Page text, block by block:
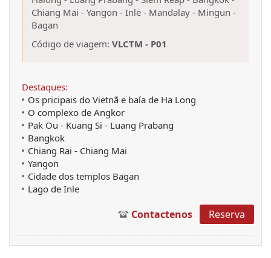
Chiang Mai - Yangon - Inle - Mandalay - Mingun -
Bagan
Código de viagem: VLCTM - P01
Destaques:
Os pricipais do Vietnã e baía de Ha Long
O complexo de Angkor
Pak Ou - Kuang Si - Luang Prabang
Bangkok
Chiang Rai - Chiang Mai
Yangon
Cidade dos templos Bagan
Lago de Inle
Contactenos Reserva